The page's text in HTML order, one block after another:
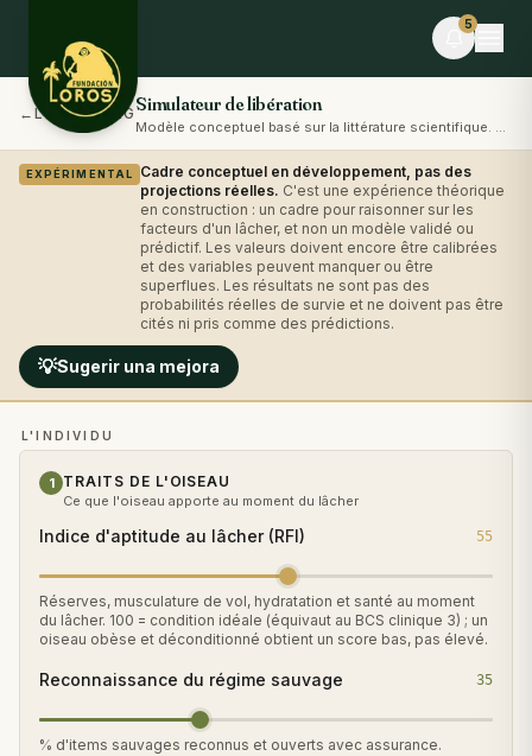
5
EN DIRECT
Adriana P. et 9 autres personnes font du
bénévolat en ce moment
Toi aussi tu peux aider · donne des aliments
Desafío La Libertad × TEAMLEN
Dans 8 jours · Places limitées
Comederos para fauna silvestre: puente hacia la
libertad o imán hacia el peligro
NOTES DE TERRAIN
Ce qui s’est passé cette semaine dans la réserve
Notes de terrain · il y a 2 semaines
VIDÉO
La libération des aras, en vidéo
←LOROS.ORG Simulateur de libération
Modèle conceptuel basé sur la littérature scientifique. Non prédictif.
EXPÉRIMENTAL
Cadre conceptuel en développement, pas des
projections réelles. C'est une expérience théorique
en construction : un cadre pour raisonner sur les
facteurs d'un lâcher, et non un modèle validé ou
prédictif. Les valeurs doivent encore être calibrées
et des variables peuvent manquer ou être
superflues. Les résultats ne sont pas des
probabilités réelles de survie et ne doivent pas être
cités ni pris comme des prédictions.
💡Sugerir una mejora
L'INDIVIDU
1 TRAITS DE L'OISEAU
Ce que l'oiseau apporte au moment du lâcher
Indice d'aptitude au lâcher (RFI) 55
Réserves, musculature de vol, hydratation et santé au moment
du lâcher. 100 = condition idéale (équivaut au BCS clinique 3) ; un
oiseau obèse et déconditionné obtient un score bas, pas élevé.
Reconnaissance du régime sauvage 35
% d'items sauvages reconnus et ouverts avec assurance.